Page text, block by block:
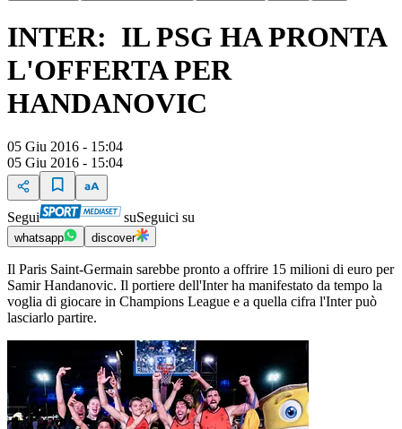
INTER: IL PSG HA PRONTA
L'OFFERTA PER
HANDANOVIC
05 Giu 2016 - 15:04
05 Giu 2016 - 15:04
Segui suSeguici su
whatsapp discover
Il Paris Saint-Germain sarebbe pronto a offrire 15 milioni di euro per
Samir Handanovic. Il portiere dell'Inter ha manifestato da tempo la
voglia di giocare in Champions League e a quella cifra l'Inter può
lasciarlo partire.